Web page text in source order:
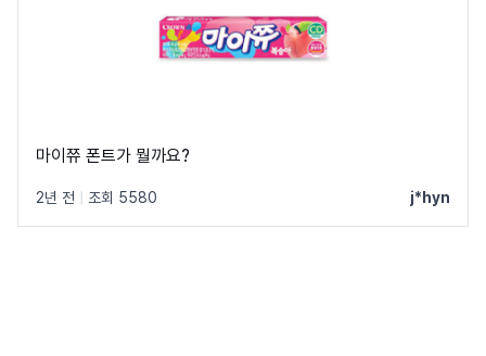
마이쮸 폰트가 뭘까요?
2년 전 조회 5580 j*hyn